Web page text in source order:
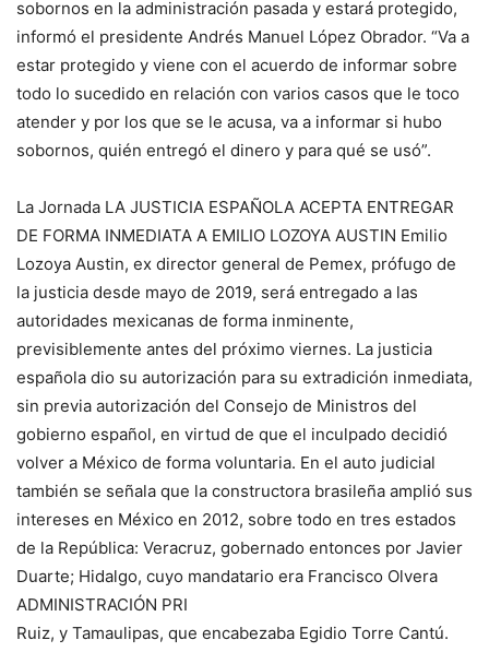
sobornos en la administración pasada y estará protegido,
informó el presidente Andrés Manuel López Obrador. “Va a
estar protegido y viene con el acuerdo de informar sobre
todo lo sucedido en relación con varios casos que le toco
atender y por los que se le acusa, va a informar si hubo
sobornos, quién entregó el dinero y para qué se usó”.
La Jornada LA JUSTICIA ESPAÑOLA ACEPTA ENTREGAR
DE FORMA INMEDIATA A EMILIO LOZOYA AUSTIN Emilio
Lozoya Austin, ex director general de Pemex, prófugo de
la justicia desde mayo de 2019, será entregado a las
autoridades mexicanas de forma inminente,
previsiblemente antes del próximo viernes. La justicia
española dio su autorización para su extradición inmediata,
sin previa autorización del Consejo de Ministros del
gobierno español, en virtud de que el inculpado decidió
volver a México de forma voluntaria. En el auto judicial
también se señala que la constructora brasileña amplió sus
intereses en México en 2012, sobre todo en tres estados
de la República: Veracruz, gobernado entonces por Javier
Duarte; Hidalgo, cuyo mandatario era Francisco Olvera
ADMINISTRACIÓN PRI
Ruiz, y Tamaulipas, que encabezaba Egidio Torre Cantú.